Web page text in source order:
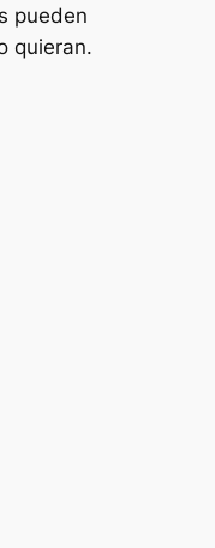
pueden
quieran.